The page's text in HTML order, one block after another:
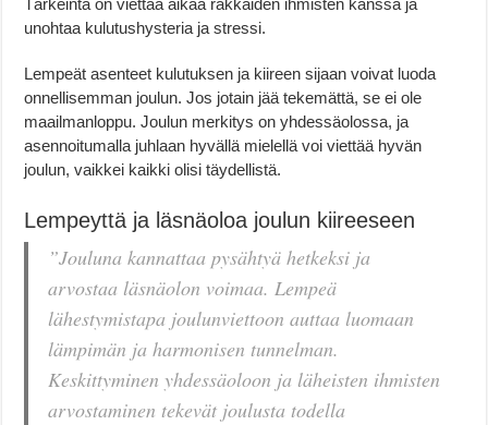
unohtaa kulutushysteria ja stressi.
Lempeät asenteet kulutuksen ja kiireen sijaan voivat luoda
onnellisemman joulun. Jos jotain jää tekemättä, se ei ole
maailmanloppu. Joulun merkitys on yhdessäolossa, ja
asennoitumalla juhlaan hyvällä mielellä voi viettää hyvän
joulun, vaikkei kaikki olisi täydellistä.
Lempeyttä ja läsnäoloa joulun kiireeseen
”Jouluna kannattaa pysähtyä hetkeksi ja
arvostaa läsnäolon voimaa. Lempeä
lähestymistapa joulunviettoon auttaa luomaan
lämpimän ja harmonisen tunnelman.
Keskittyminen yhdessäoloon ja läheisten ihmisten
arvostaminen tekevät joulusta todella